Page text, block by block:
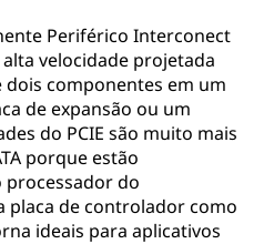
Periférico Interconect
velocidade projetada
componentes em um
de expansão ou um
do PCIE são muito mais
porque estão
processador do
placa de controlador como
ideais para aplicativos